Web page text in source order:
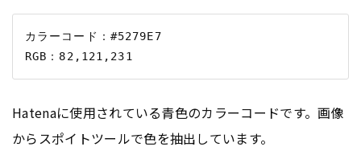
カラーコード：#5279E7
Hatenaに使用されている青色のカラーコードです。画像
からスポイトツールで色を抽出しています。